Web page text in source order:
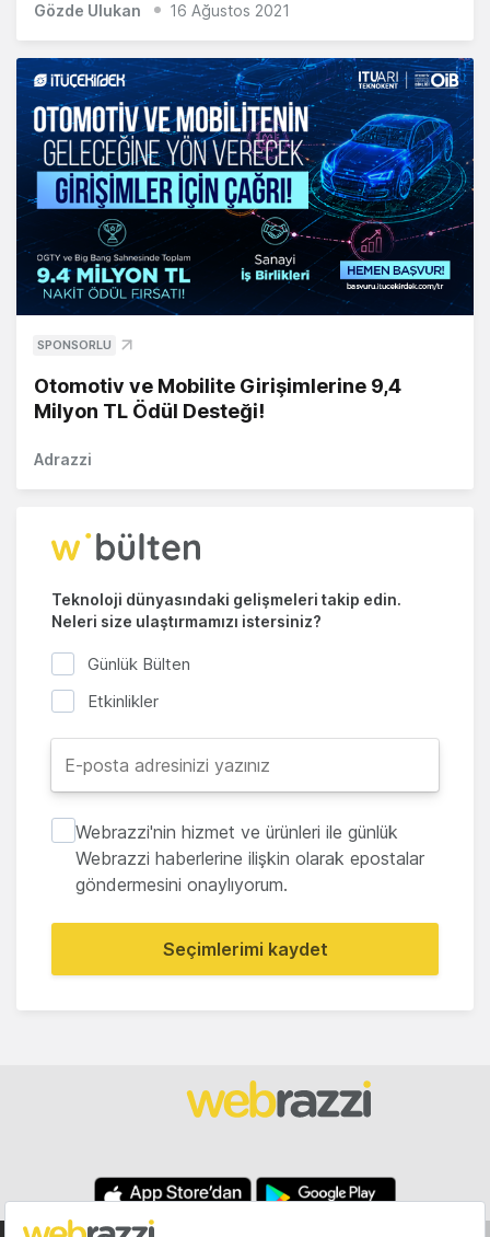
Gözde Ulukan 16 Ağustos 2021
SPONSORLU
Otomotiv ve Mobilite Girişimlerine 9,4
Milyon TL Ödül Desteği!
Adrazzi
Teknoloji dünyasındaki gelişmeleri takip edin.
Neleri size ulaştırmamızı istersiniz?
Günlük Bülten
Etkinlikler
Webrazzi'nin hizmet ve ürünleri ile günlük
Webrazzi haberlerine ilişkin olarak epostalar
göndermesini onaylıyorum.
Seçimlerimi kaydet